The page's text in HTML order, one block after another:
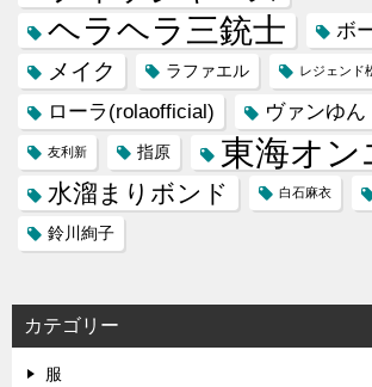
ヘラヘラ三銃士 ボ
メイク ラファエル レジェンド
ローラ(rolaofficial) ヴァンゆん
友利新 指原 東海オン
水溜まりボンド 白石麻衣
鈴川絢子
カテゴリー
服